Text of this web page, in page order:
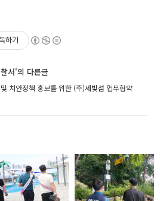
하기
서'의 다른글
치안정책 홍보를 위한 (주)세빛섬 업무협약